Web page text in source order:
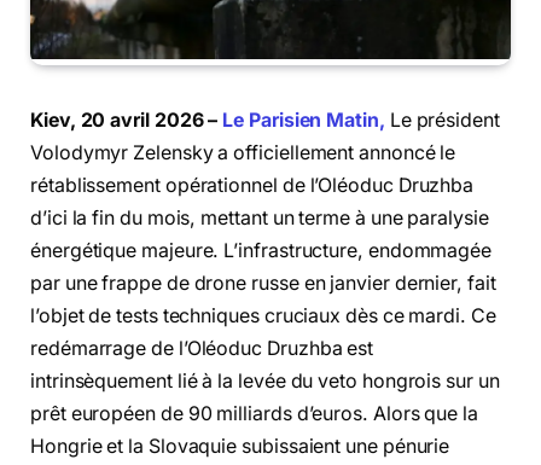
Kiev, 20 avril 2026 – Le Parisien Matin, Le président
Volodymyr Zelensky a officiellement annoncé le
rétablissement opérationnel de l’Oléoduc Druzhba
d’ici la fin du mois, mettant un terme à une paralysie
énergétique majeure. L’infrastructure, endommagée
par une frappe de drone russe en janvier dernier, fait
l’objet de tests techniques cruciaux dès ce mardi. Ce
redémarrage de l’Oléoduc Druzhba est
intrinsèquement lié à la levée du veto hongrois sur un
prêt européen de 90 milliards d’euros. Alors que la
Hongrie et la Slovaquie subissaient une pénurie